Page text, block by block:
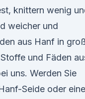
knittern wenig
weicher und
aus Hanf in
und Fäden
uns. Werden Sie
Seide oder eine